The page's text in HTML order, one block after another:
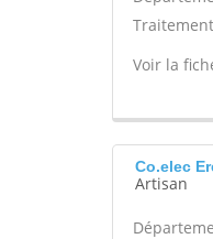
Voir la
Co.elec
Artisan